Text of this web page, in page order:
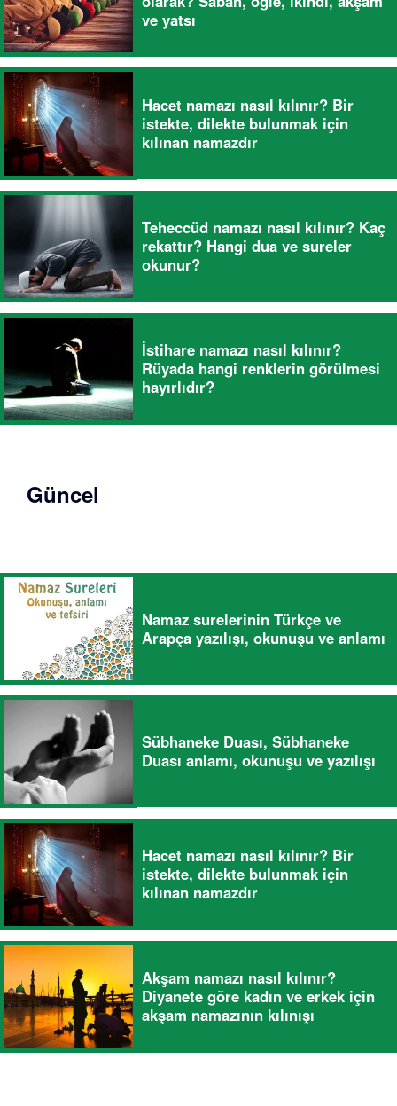
ve yatsı
Hacet namazı nasıl kılınır? Bir
istekte, dilekte bulunmak için
kılınan namazdır
Teheccüd namazı nasıl kılınır? Kaç
rekattır? Hangi dua ve sureler
okunur?
İstihare namazı nasıl kılınır?
Rüyada hangi renklerin görülmesi
hayırlıdır?
Güncel
Namaz surelerinin Türkçe ve
Arapça yazılışı, okunuşu ve anlamı
Sübhaneke Duası, Sübhaneke
Duası anlamı, okunuşu ve yazılışı
Hacet namazı nasıl kılınır? Bir
istekte, dilekte bulunmak için
kılınan namazdır
Akşam namazı nasıl kılınır?
Diyanete göre kadın ve erkek için
akşam namazının kılınışı